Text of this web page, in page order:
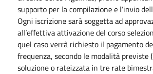
supporto per la compilazione e l’invio
Ogni iscrizione sarà soggetta ad
all’effettiva attivazione del corso
quel caso verrà richiesto il pagamento
frequenza, secondo le modalità previste
soluzione o rateizzata in tre rate